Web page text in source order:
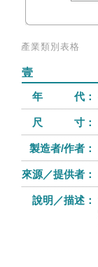
產業類別表格
壹
年 代：
尺 寸：
製造者/作者：
來源／提供者：
說明／描述：